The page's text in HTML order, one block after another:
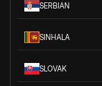
SERBIAN
SINHALA
SLOVAK